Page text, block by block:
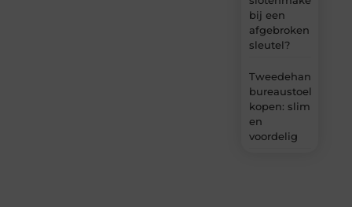
bij een
afgebroken
sleutel?
Tweedehands
bureaustoel
kopen: slim
en
voordelig